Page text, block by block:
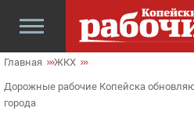
Главная ЖКХ
Дорожные рабочие Копейска
города